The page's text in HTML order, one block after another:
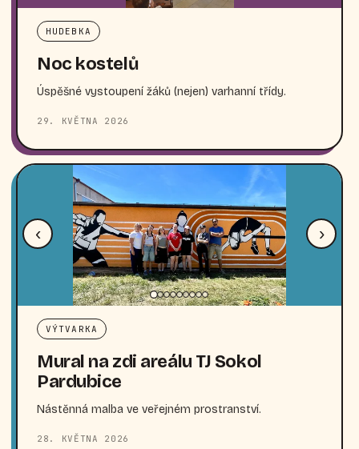
HUDEBKA
Noc kostelů
Úspěšné vystoupení žáků (nejen) varhanní třídy.
29. KVĚTNA 2026
‹ ›
VÝTVARKA
Mural na zdi areálu TJ Sokol
Pardubice
Nástěnná malba ve veřejném prostranství.
28. KVĚTNA 2026